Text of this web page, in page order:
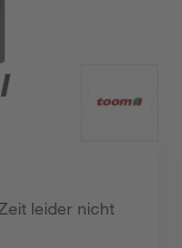
leider nicht